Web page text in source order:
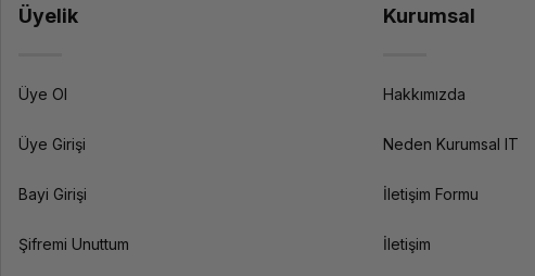
Uyumluluk
Üyelik
Üye Ol
Üye Girişi
Bayi Girişi
Şifremi Unuttum
Kurumsal
Hakkımızda
Neden Kurumsal IT
İletişim Formu
İletişim